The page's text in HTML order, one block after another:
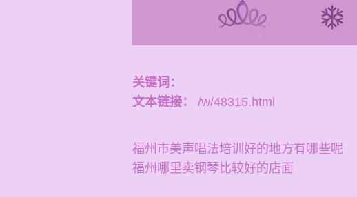
关键词：
文本链接：
/w/48315.html
福州市美声唱法培训好的地方有哪些呢
福州哪里卖钢琴比较好的店面